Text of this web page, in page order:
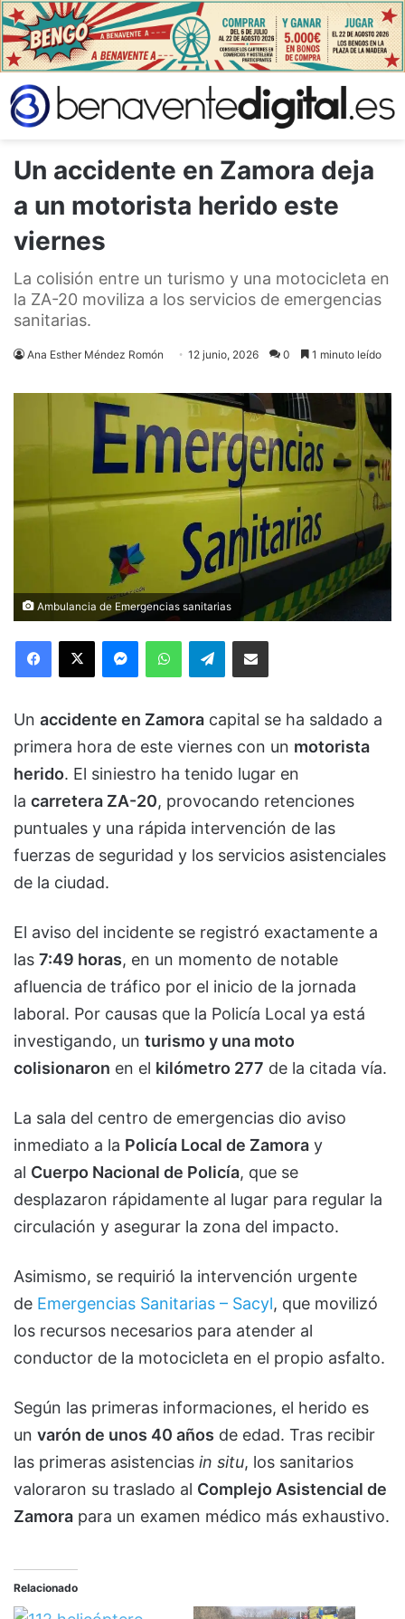
Un accidente en Zamora deja
a un motorista herido este
viernes
La colisión entre un turismo y una motocicleta en
la ZA-20 moviliza a los servicios de emergencias
sanitarias.
Ana Esther Méndez Romón 12 junio, 2026 0 1 minuto leído
Ambulancia de Emergencias sanitarias
Facebook
X MessengerWhatsAppTelegramCompartir via Email
Un accidente en Zamora capital se ha saldado a
primera hora de este viernes con un motorista
herido. El siniestro ha tenido lugar en
la carretera ZA-20, provocando retenciones
puntuales y una rápida intervención de las
fuerzas de seguridad y los servicios asistenciales
de la ciudad.
El aviso del incidente se registró exactamente a
las 7:49 horas, en un momento de notable
afluencia de tráfico por el inicio de la jornada
laboral. Por causas que la Policía Local ya está
investigando, un turismo y una moto
colisionaron en el kilómetro 277 de la citada vía.
La sala del centro de emergencias dio aviso
inmediato a la Policía Local de Zamora y
al Cuerpo Nacional de Policía, que se
desplazaron rápidamente al lugar para regular la
circulación y asegurar la zona del impacto.
Asimismo, se requirió la intervención urgente
de Emergencias Sanitarias – Sacyl, que movilizó
los recursos necesarios para atender al
conductor de la motocicleta en el propio asfalto.
Según las primeras informaciones, el herido es
un varón de unos 40 años de edad. Tras recibir
las primeras asistencias in situ, los sanitarios
valoraron su traslado al Complejo Asistencial de
Zamora para un examen médico más exhaustivo.
Relacionado